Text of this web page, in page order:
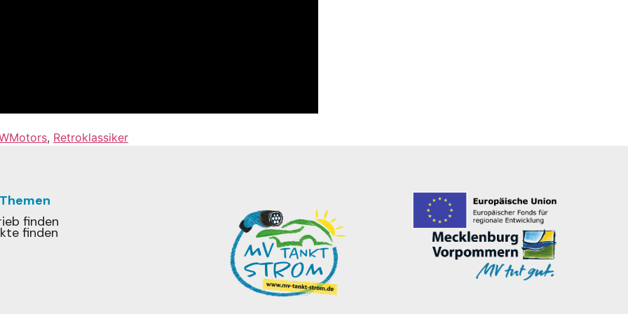
, Retroklassiker
finden
finden